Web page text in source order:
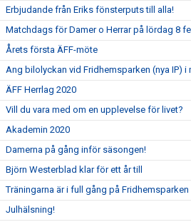
Erbjudande från Eriks fönsterputs till alla!
Matchdags för Damer o Herrar på lördag 8
Årets första ÄFF-möte
Ang bilolyckan vid Fridhemsparken (nya IP) i
ÄFF Herrlag 2020
Vill du vara med om en upplevelse för livet?
Akademin 2020
Damerna på gång inför säsongen!
Björn Westerblad klar för ett år till
Träningarna är i full gång på Fridhemsparken
Julhälsning!